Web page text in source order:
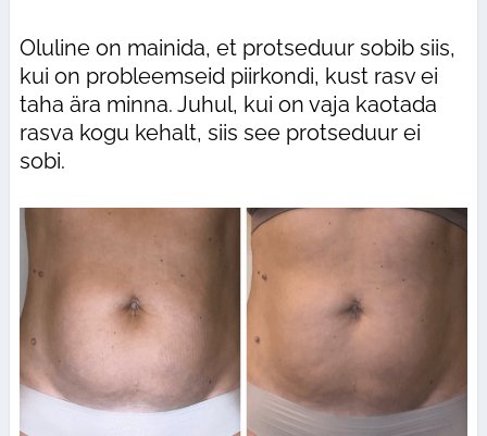
Oluline on mainida, et protseduur sobib siis,
kui on probleemseid piirkondi, kust rasv ei
taha ära minna. Juhul, kui on vaja kaotada
rasva kogu kehalt, siis see protseduur ei
sobi.